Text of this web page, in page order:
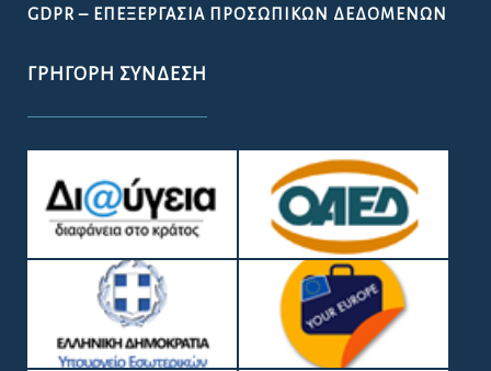
GDPR – ΕΠΕΞΕΡΓΑΣΙΑ ΠΡΟΣΩΠΙΚΩΝ ΔΕΔΟΜΕΝΩΝ
ΓΡΉΓΟΡΗ ΣΎΝΔΕΣΗ